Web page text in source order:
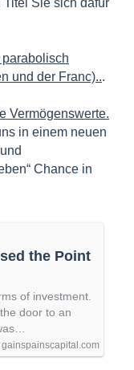
Sie sich dafür
und der Franc)...
Vermögenswerte.
in einem neuen
Chance in
the Point
of investment.
door to an
gainspainscapital.com